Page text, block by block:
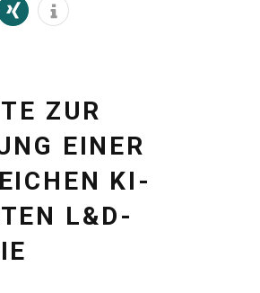
ZUR
EINER
KI-
L&D-